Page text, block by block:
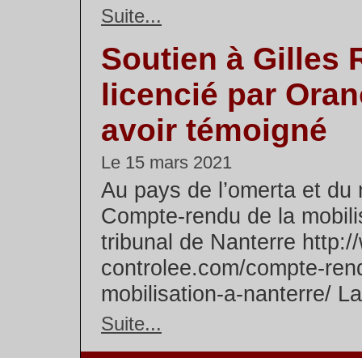
Suite...
Soutien à Gilles
licencié par
avoir témoigné
Le 15 mars 2021
Au pays de l’omerta et du
Compte-rendu de la
tribunal de Nanterre
controlee.com/compte-
mobilisation-a-nanterre/
Suite...